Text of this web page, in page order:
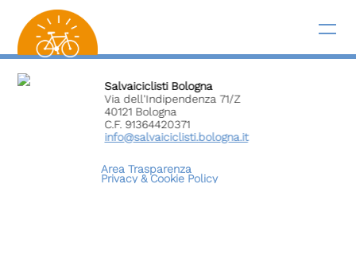
Salvaiciclisti Bologna
Via dell'Indipendenza 71/Z
40121 Bologna
C.F. 91364420371
info@salvaiciclisti.bologna.it
Area Trasparenza
Privacy & Cookie Policy